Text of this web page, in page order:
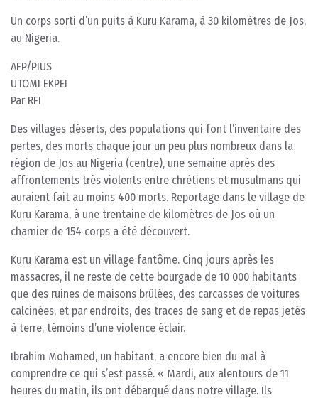
Un corps sorti d’un puits à Kuru Karama, à 30 kilomètres de Jos,
au Nigeria.
AFP/PIUS
UTOMI EKPEI
Par RFI
Des villages déserts, des populations qui font l’inventaire des
pertes, des morts chaque jour un peu plus nombreux dans la
région de Jos au Nigeria (centre), une semaine après des
affrontements très violents entre chrétiens et musulmans qui
auraient fait au moins 400 morts. Reportage dans le village de
Kuru Karama, à une trentaine de kilomètres de Jos où un
charnier de 154 corps a été découvert.
Kuru Karama est un village fantôme. Cinq jours après les
massacres, il ne reste de cette bourgade de 10 000 habitants
que des ruines de maisons brûlées, des carcasses de voitures
calcinées, et par endroits, des traces de sang et de repas jetés
à terre, témoins d’une violence éclair.
Ibrahim Mohamed, un habitant, a encore bien du mal à
comprendre ce qui s’est passé. « Mardi, aux alentours de 11
heures du matin, ils ont débarqué dans notre village. Ils